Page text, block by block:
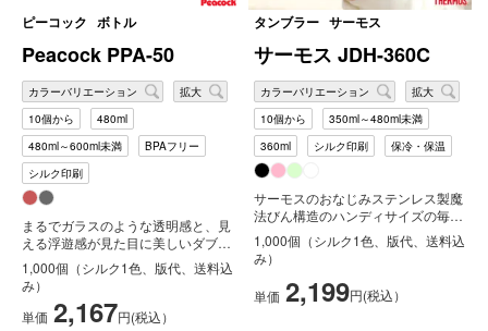
ピーコック ボトル
Peacock PPA-50
カラーバリエーション
拡大
10個から
480ml
480ml～600ml未満
BPAフリー
シルク印刷
まるでガラスのような透明感と、見
える浮遊感が見た目に美しいダブル
ウォール仕様のクリアボトル。外側
が結...
1,000個（シルク1色、版代、送料込
み）
単価 2,167円(税込）
タンブラー サーモス
サーモス JDH-360C
カラーバリエーション
拡大
10個から
350ml～480ml未満
360ml
シルク印刷 保冷・保温
サーモスのおなじみステンレス製魔
法びん構造のハンディサイズの毎日
の食卓で気軽に使えるステンレスカ
ップ...
1,000個（シルク1色、版代、送料込
み）
単価 2,199円(税込）